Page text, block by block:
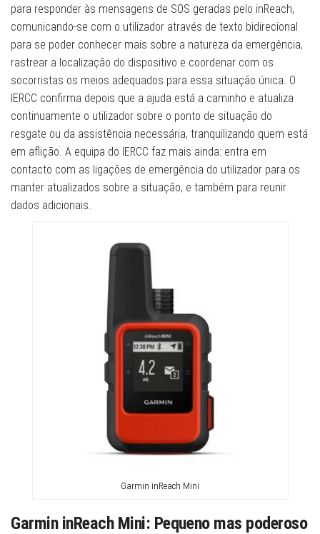
para responder às mensagens de SOS geradas pelo inReach,
comunicando-se com o utilizador através de texto bidirecional
para se poder conhecer mais sobre a natureza da emergência,
rastrear a localização do dispositivo e coordenar com os
socorristas os meios adequados para essa situação única. O
IERCC confirma depois que a ajuda está a caminho e atualiza
continuamente o utilizador sobre o ponto de situação do
resgate ou da assistência necessária, tranquilizando quem está
em aflição. A equipa do IERCC faz mais ainda: entra em
contacto com as ligações de emergência do utilizador para os
manter atualizados sobre a situação, e também para reunir
dados adicionais.
Garmin inReach Mini
Garmin inReach Mini: Pequeno mas poderoso